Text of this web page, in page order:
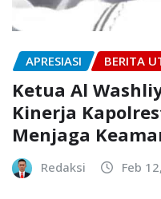
APRESIASI BERITA
Ketua Al
Kinerja
Menjaga
Redaksi Feb